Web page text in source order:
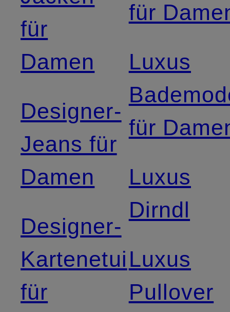
für
Damen
Designer-
Jeans für
Damen
Designer-
Kartenetui
für
für
Luxus
für
Luxus
Dirndl
Luxus
Pullover